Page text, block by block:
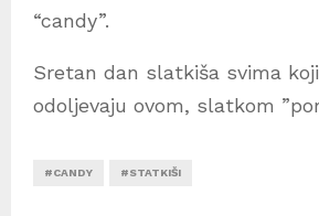
“candy”.
Sretan dan slatkiša svima
odoljevaju ovom, slatkom
#CANDY #STATKIŠI